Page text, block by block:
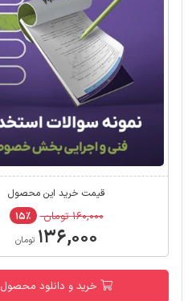
قیمت خرید این محصول
۱۶۰,۰۰۰ تومان ۱۵٪
۱۳۶,۰۰۰ تومان
خرید و دانلود محصول